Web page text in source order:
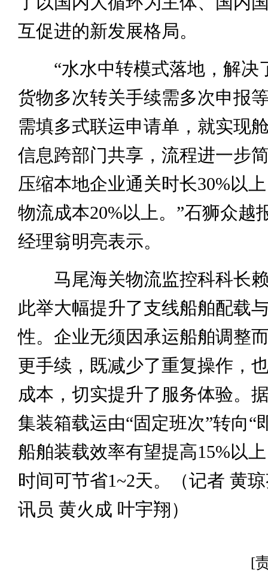
互促进的新发展格局。
“水水中转模式落地，解决
货物多次转关手续需多次申报
需填多式联运申请单，就实现
信息跨部门共享，流程进一步
压缩本地企业通关时长30%以
物流成本20%以上。”石狮众越
经理翁明亮表示。
马尾海关物流监控科科长赖
此举大幅提升了支线船舶配载
性。企业无须因承运船舶调整
更手续，既减少了重复操作，
成本，切实提升了服务体验。
集装箱载运由“固定班次”转向“
船舶装载效率有望提高15%以
时间可节省1~2天。（记者 黄
讯员 黄火成 叶宇翔）
[